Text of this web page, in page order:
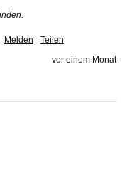
Melden
Teilen
vor einem Monat